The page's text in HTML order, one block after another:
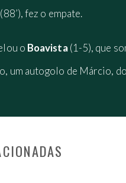
fez o empate.
o Boavista(1-5), que
um autogolo de Márcio,